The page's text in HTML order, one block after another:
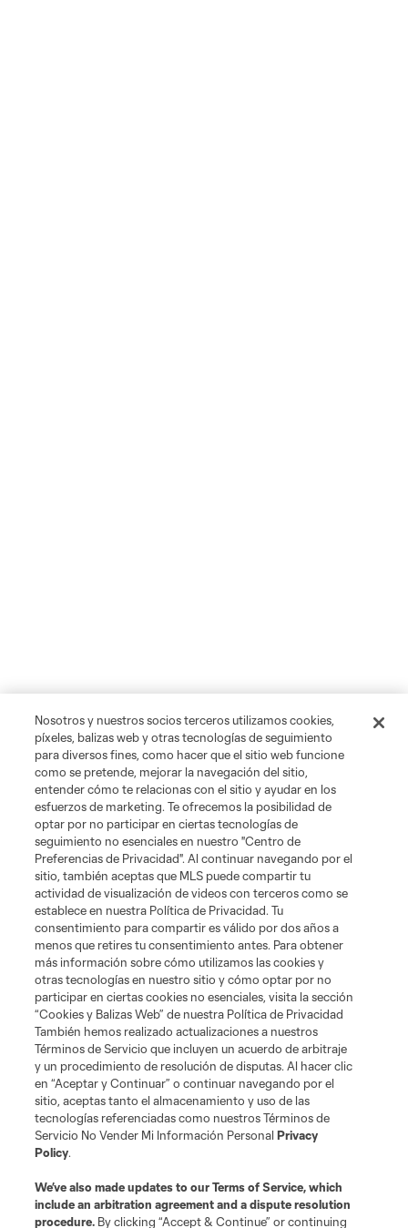
Nosotros y nuestros socios terceros utilizamos cookies,
píxeles, balizas web y otras tecnologías de seguimiento
para diversos fines, como hacer que el sitio web funcione
como se pretende, mejorar la navegación del sitio,
entender cómo te relacionas con el sitio y ayudar en los
esfuerzos de marketing. Te ofrecemos la posibilidad de
optar por no participar en ciertas tecnologías de
seguimiento no esenciales en nuestro "Centro de
Preferencias de Privacidad". Al continuar navegando por el
sitio, también aceptas que MLS puede compartir tu
actividad de visualización de videos con terceros como se
establece en nuestra Política de Privacidad. Tu
consentimiento para compartir es válido por dos años a
menos que retires tu consentimiento antes. Para obtener
más información sobre cómo utilizamos las cookies y
otras tecnologías en nuestro sitio y cómo optar por no
participar en ciertas cookies no esenciales, visita la sección
“Cookies y Balizas Web” de nuestra Política de Privacidad
También hemos realizado actualizaciones a nuestros
Términos de Servicio que incluyen un acuerdo de arbitraje
y un procedimiento de resolución de disputas. Al hacer clic
en “Aceptar y Continuar” o continuar navegando por el
sitio, aceptas tanto el almacenamiento y uso de las
tecnologías referenciadas como nuestros Términos de
Servicio No Vender Mi Información PersonalPrivacy
Policy.
We’ve also made updates to ourTerms of Service, which
include an arbitration agreement and a dispute resolution
procedure. By clicking “Accept & Continue” or continuing